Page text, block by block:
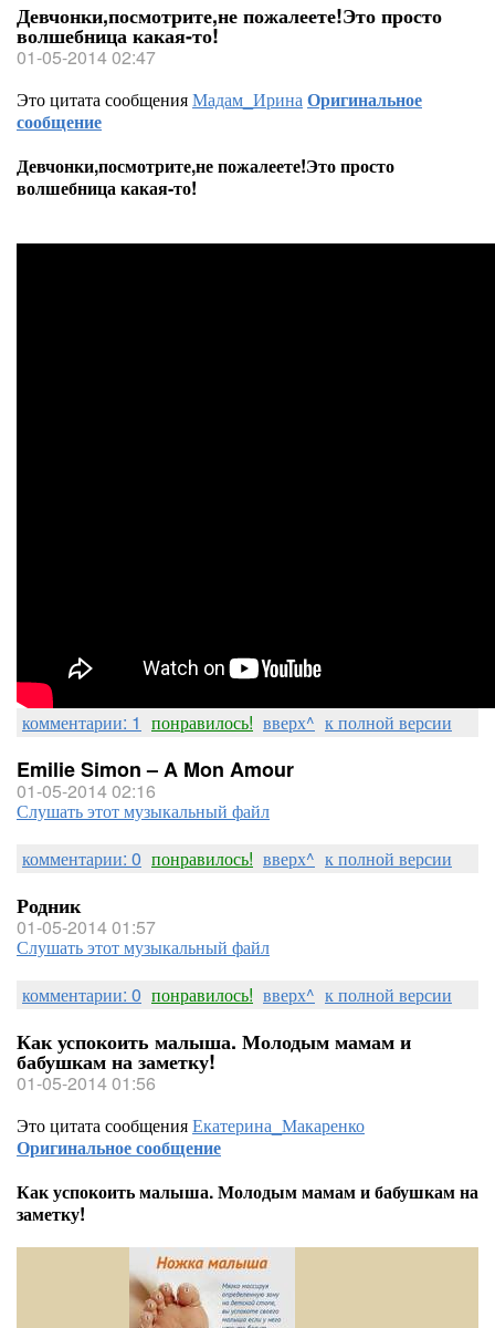
Девчонки,посмотрите,не пожалеете!Это просто
волшебница какая-то!
01-05-2014 02:47
Это цитата сообщенияМадам_ИринаОригинальное
сообщение
Девчонки,посмотрите,не пожалеете!Это просто
волшебница какая-то!
комментарии: 1 понравилось! вверх^ к полной версии
Emilie Simon – A Mon Amour
01-05-2014 02:16
Слушать этот музыкальный файл
комментарии: 0 понравилось! вверх^ к полной версии
Родник
01-05-2014 01:57
Слушать этот музыкальный файл
комментарии: 0 понравилось! вверх^ к полной версии
Как успокоить малыша. Молодым мамам и
бабушкам на заметку!
01-05-2014 01:56
Это цитата сообщенияЕкатерина_Макаренко
Оригинальное сообщение
Как успокоить малыша. Молодым мамам и бабушкам на
заметку!